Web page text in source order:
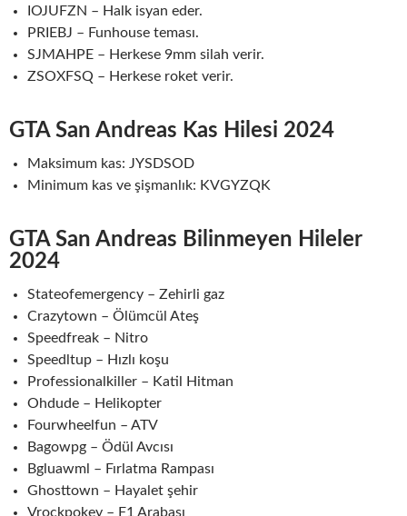
IOJUFZN – Halk isyan eder.
PRIEBJ – Funhouse teması.
SJMAHPE – Herkese 9mm silah verir.
ZSOXFSQ – Herkese roket verir.
GTA San Andreas Kas Hilesi 2024
Maksimum kas: JYSDSOD
Minimum kas ve şişmanlık: KVGYZQK
GTA San Andreas Bilinmeyen Hileler
2024
Stateofemergency – Zehirli gaz
Crazytown – Ölümcül Ateş
Speedfreak – Nitro
Speedltup – Hızlı koşu
Professionalkiller – Katil Hitman
Ohdude – Helikopter
Fourwheelfun – ATV
Bagowpg – Ödül Avcısı
Bgluawml – Fırlatma Rampası
Ghosttown – Hayalet şehir
Vrockpokey – F1 Arabası